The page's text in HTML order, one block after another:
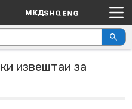
Navigation
извештаи за